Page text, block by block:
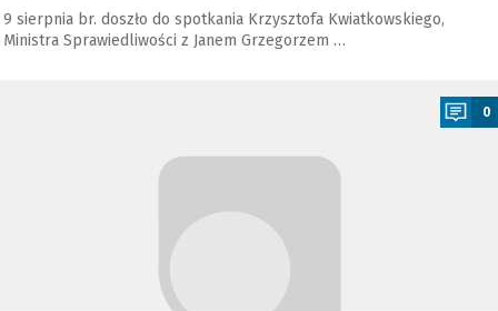
9 sierpnia br. doszło do spotkania Krzysztofa Kwiatkowskiego,
Ministra Sprawiedliwości z Janem Grzegorzem …
0